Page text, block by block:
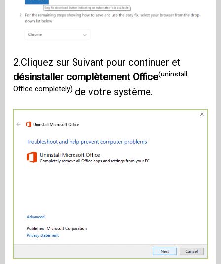
2.Cliquez sur Suivant pour continuer et
désinstaller complètement Office(uninstall
Office completely) de votre système.